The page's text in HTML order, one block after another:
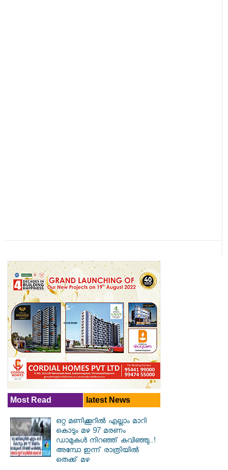
Most Read latest News
ഒറ്റ മണിക്കൂറിൽ എല്ലാം മാറി
കൊടും മഴ 97 മരണം
ഡാമുകൾ നിറഞ്ഞ് കവിഞ്ഞു..!
അമ്പോ ഇന്ന് രാത്രിയിൽ
തെക്ക് മഴ